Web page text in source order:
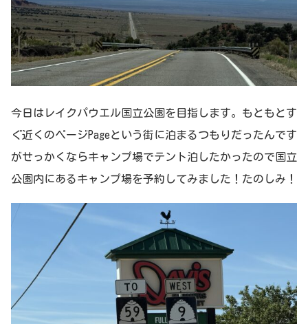
今日はレイクパウエル国立公園を目指します。もともとす
ぐ近くのページPageという街に泊まるつもりだったんです
がせっかくならキャンプ場でテント泊したかったので国立
公園内にあるキャンプ場を予約してみました！たのしみ！